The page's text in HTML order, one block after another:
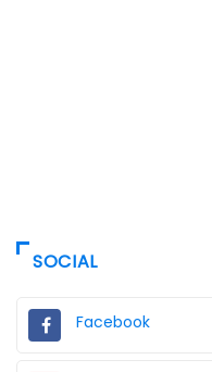
SOCIAL
Facebook